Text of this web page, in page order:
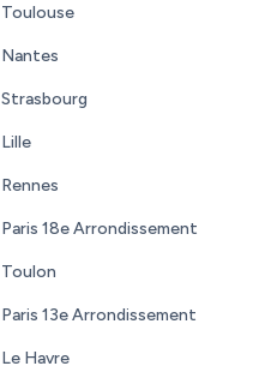
Toulouse
Nantes
Strasbourg
Lille
Rennes
Paris 18e Arrondissement
Toulon
Paris 13e Arrondissement
Le Havre